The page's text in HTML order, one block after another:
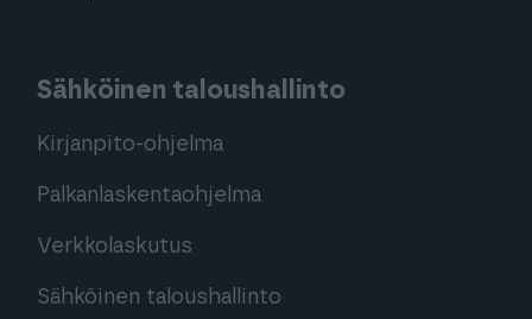
Sähköinen taloushallinto
Kirjanpito-ohjelma
Palkanlaskentaohjelma
Verkkolaskutus
Sähköinen taloushallinto